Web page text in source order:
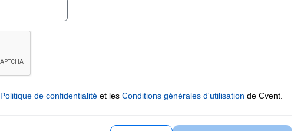
Politique de confidentialité et les Conditions générales d'utilisation de Cvent.